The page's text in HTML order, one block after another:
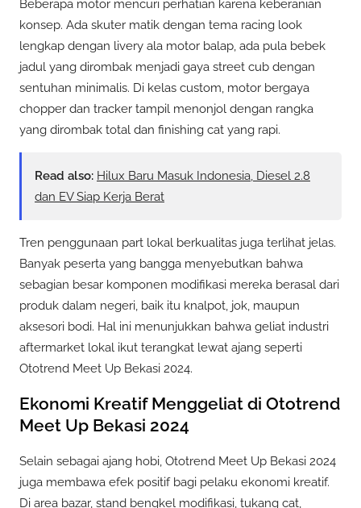
Beberapa motor mencuri perhatian karena keberanian
konsep. Ada skuter matik dengan tema racing look
lengkap dengan livery ala motor balap, ada pula bebek
jadul yang dirombak menjadi gaya street cub dengan
sentuhan minimalis. Di kelas custom, motor bergaya
chopper dan tracker tampil menonjol dengan rangka
yang dirombak total dan finishing cat yang rapi.
Read also: Hilux Baru Masuk Indonesia, Diesel 2.8
dan EV Siap Kerja Berat
Tren penggunaan part lokal berkualitas juga terlihat jelas.
Banyak peserta yang bangga menyebutkan bahwa
sebagian besar komponen modifikasi mereka berasal dari
produk dalam negeri, baik itu knalpot, jok, maupun
aksesori bodi. Hal ini menunjukkan bahwa geliat industri
aftermarket lokal ikut terangkat lewat ajang seperti
Ototrend Meet Up Bekasi 2024.
Ekonomi Kreatif Menggeliat di Ototrend
Meet Up Bekasi 2024
Selain sebagai ajang hobi, Ototrend Meet Up Bekasi 2024
juga membawa efek positif bagi pelaku ekonomi kreatif.
Di area bazar, stand bengkel modifikasi, tukang cat,